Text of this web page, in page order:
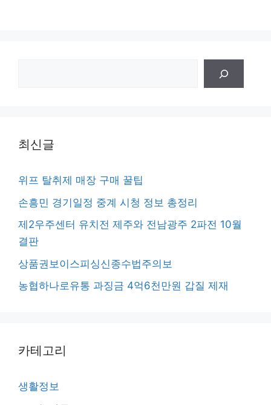
최신글
위프 탈취제 매장 구매 꿀팁
손흥민 경기일정 중계 시청 정보 총정리
제2우주센터 유치전 제주와 전남광주 2파전 10월
결판
상품권보이스피싱신종수법주의보
농협하나로유통 과징금 4억6천만원 갑질 제재
카테고리
생활정보